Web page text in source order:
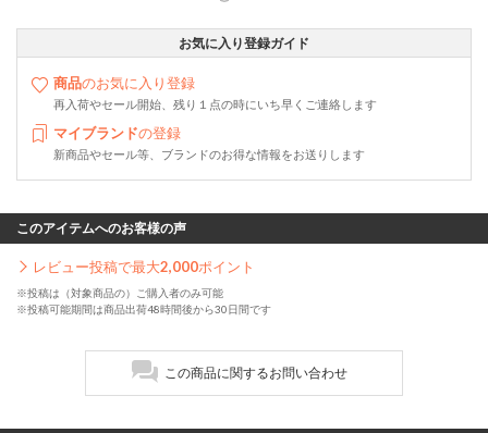
お気に入り登録ガイド
商品のお気に入り登録
再入荷やセール開始、残り１点の時にいち早くご連絡します
マイブランドの登録
新商品やセール等、ブランドのお得な情報をお送りします
このアイテムへのお客様の声
レビュー投稿で最大2,000ポイント
※投稿は（対象商品の）ご購入者のみ可能
※投稿可能期間は商品出荷48時間後から30日間です
この商品に関するお問い合わせ